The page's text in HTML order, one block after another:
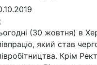
(30 жовтня) в
який став
Крім